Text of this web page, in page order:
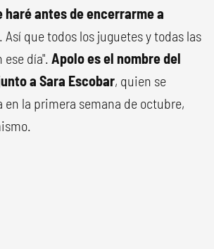
haré antes de encerrarme a
. Así que todos los juguetes y todas las
ese día". Apolo es el nombre del
a Sara Escobar, quien se
en la primera semana de octubre,